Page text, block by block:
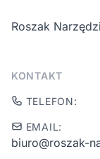
Roszak
KONTAKT
TELEFON:
EMAIL:
biuro@roszak-